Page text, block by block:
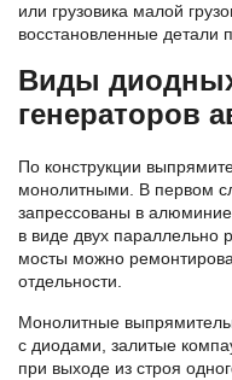
или грузовика малой
восстановленные детали
Виды
генераторов
По конструкции
монолитными. В первом
запрессованы в
в виде двух параллельно
мосты можно
отдельности.
Монолитные
с диодами, залитые
при выходе из строя